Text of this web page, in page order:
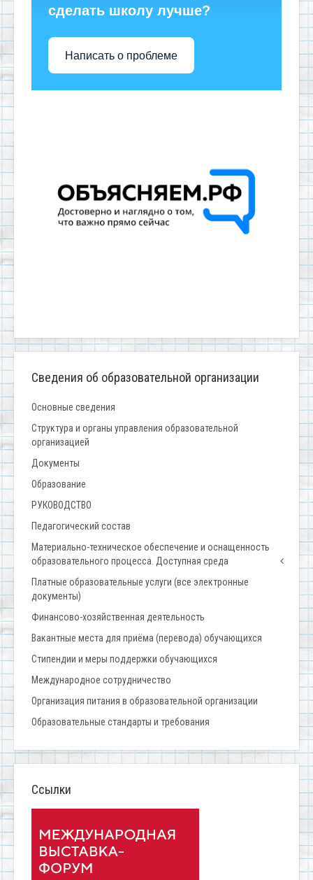
сделать школу лучше?
Написать о проблеме
Сведения об образовательной организации
Основные сведения
Структура и органы управления образовательной
организацией
Документы
Образование
РУКОВОДСТВО
Педагогический состав
Материально-техническое обеспечение и оснащенность
образовательного процесса. Доступная среда
Платные образовательные услуги (все электронные
документы)
Финансово-хозяйственная деятельность
Вакантные места для приёма (перевода) обучающихся
Стипендии и меры поддержки обучающихся
Международное сотрудничество
Организация питания в образовательной организации
Образовательные стандарты и требования
Ссылки